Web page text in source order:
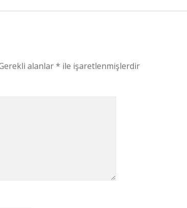
alanlar* ile işaretlenmişlerdir